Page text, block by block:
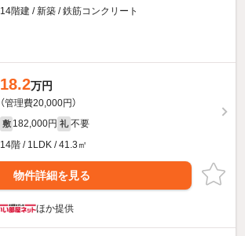
14階建 / 新築 / 鉄筋コンクリート
18.2万円
（管理費20,000円）
敷 182,000円 礼 不要
14階 / 1LDK / 41.3㎡
物件詳細を見る
ほか提供